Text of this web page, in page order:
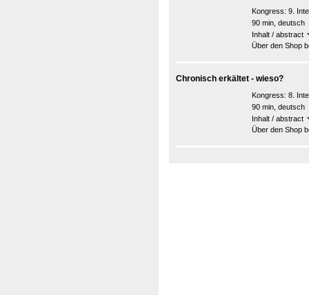
Kongress: 9.
90 min, deutsch
Inhalt / abstract
Über den Shop
Chronisch erkältet - wieso?
Kongress: 8.
90 min, deutsch
Inhalt / abstract
Über den Shop